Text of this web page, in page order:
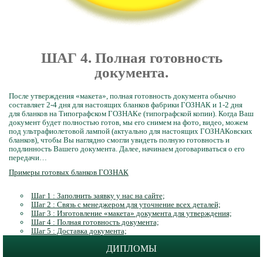
ШАГ 4. Полная готовность
документа.
После утверждения «макета», полная готовность документа обычно
составляет 2-4 дня для настоящих бланков фабрики ГОЗНАК и 1-2 дня
для бланков на Типографском ГОЗНАКе (типографской копии). Когда Ваш
документ будет полностью готов, мы его снимем на фото, видео, можем
под ультрафиолетовой лампой (актуально для настоящих ГОЗНАКовских
бланков), чтобы Вы наглядно смогли увидеть полную готовность и
подлинность Вашего документа. Далее, начинаем договариваться о его
передачи…
Примеры готовых бланков ГОЗНАК
Шаг 1 : Заполнить заявку у нас на сайте;
Шаг 2 : Связь с менеджером для уточнение всех деталей;
Шаг 3 : Изготовление «макета» документа для утверждения;
Шаг 4 : Полная готовность документа;
Шаг 5 : Доставка документа;
ДИПЛОМЫ